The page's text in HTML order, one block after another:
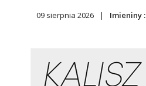
09 sierpnia 2026 Imieniny :